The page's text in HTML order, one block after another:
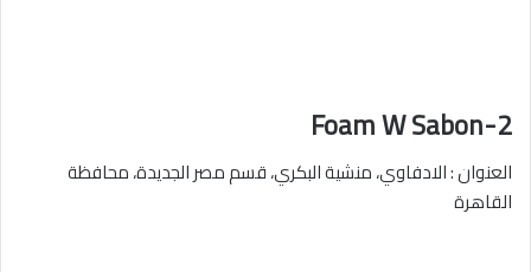
2-Foam W Sabon
العنوان : الادفاوي، منشية البكري، قسم مصر الجديدة، محافظة
القاهرة‬